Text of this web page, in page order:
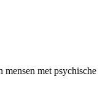
mensen met psychische